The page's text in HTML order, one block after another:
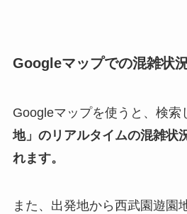
Googleマップでの混雑状
Googleマップを使うと、検索
地」のリアルタイムの混雑状
れます。
また、出発地から西武園遊園